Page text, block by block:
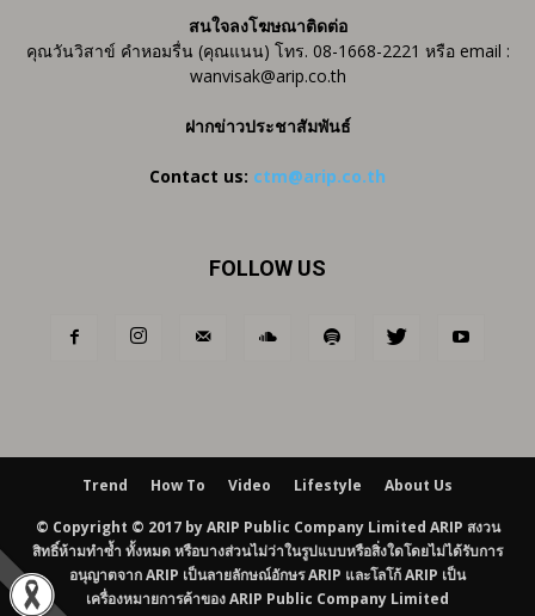
สนใจลงโฆษณาติดต่อ
คุณวันวิสาข์ คำหอมรื่น (คุณแนน) โทร. 08-1668-2221 หรือ email :
wanvisak@arip.co.th
ฝากข่าวประชาสัมพันธ์
Contact us: ctm@arip.co.th
FOLLOW US
Trend How To Video Lifestyle About Us
© Copyright © 2017 by ARIP Public Company Limited ARIP สงวน
สิทธิ์ห้ามทำซ้ำ ทั้งหมด หรือบางส่วนไม่ว่าในรูปแบบหรือสิ่งใดโดยไม่ได้รับการ
อนุญาตจาก ARIP เป็นลายลักษณ์อักษร ARIP และโลโก้ ARIP เป็น
เครื่องหมายการค้าของ ARIP Public Company Limited